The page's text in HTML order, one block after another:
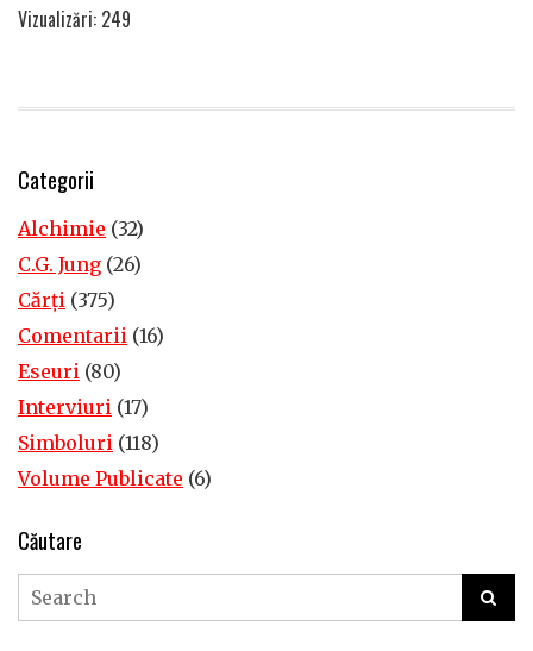
Vizualizări: 249
Categorii
Alchimie (32)
C.G. Jung (26)
Cărţi (375)
Comentarii (16)
Eseuri (80)
Interviuri (17)
Simboluri (118)
Volume Publicate (6)
Căutare